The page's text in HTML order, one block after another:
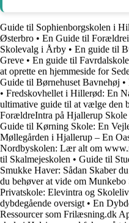
Guide til Sophienborgskolen i
Østerbro • En Guide til
Skolevalg i Årby • En guide til
Greve • En guide til
at oprette en hjemmeside for
Guide til Børnehuset Bavnehøj •
• Fredskovhellet i Hillerød: En
ultimative guide til at vælge den
ForældreIntra på Hjallerup Skole
Guide til Kørning Skole: En
Møllegården i Hjallerup – En
Nordbyskolen: Lær alt om
til Skalmejeskolen • Guide til
Smukke Haver: Sådan Skaber
du behøver at vide om
Privatskole: Elevintra og Skoleliv
dybdegående oversigt • En
Ressourcer som Frilæsning.dk